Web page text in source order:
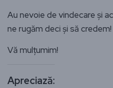
Au nevoie de vindecare și
ne rugăm deci și să credem!
Vă mulțumim!
Apreciază: